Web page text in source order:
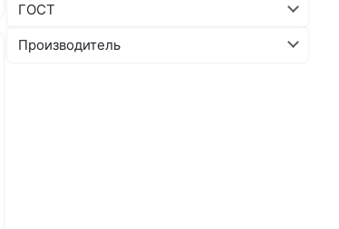
ГОСТ
Производитель